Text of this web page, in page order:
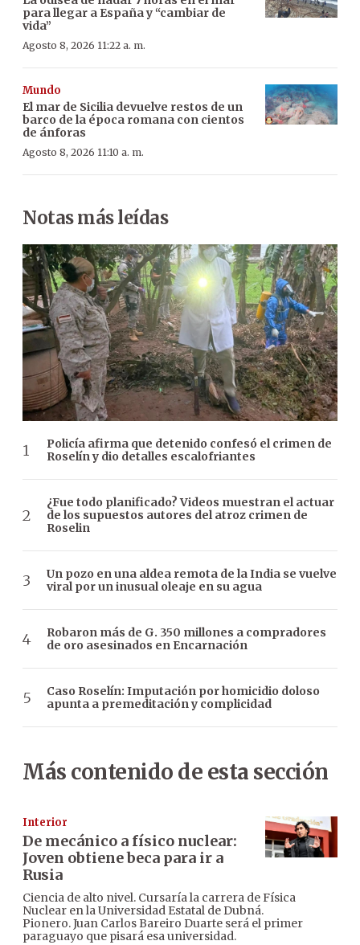
para llegar a España y “cambiar de
vida”
Agosto 8, 2026 11:22 a. m.
Mundo
El mar de Sicilia devuelve restos de un
barco de la época romana con cientos
de ánforas
Agosto 8, 2026 11:10 a. m.
Notas más leídas
Policía afirma que detenido confesó el crimen de
Roselín y dio detalles escalofriantes
¿Fue todo planificado? Videos muestran el actuar
de los supuestos autores del atroz crimen de
Roselin
Un pozo en una aldea remota de la India se vuelve
viral por un inusual oleaje en su agua
Robaron más de G. 350 millones a compradores
de oro asesinados en Encarnación
Caso Roselín: Imputación por homicidio doloso
apunta a premeditación y complicidad
Más contenido de esta sección
Interior
De mecánico a físico nuclear:
Joven obtiene beca para ir a
Rusia
Ciencia de alto nivel. Cursaría la carrera de Física
Nuclear en la Universidad Estatal de Dubná.
Pionero. Juan Carlos Bareiro Duarte será el primer
paraguayo que pisará esa universidad.